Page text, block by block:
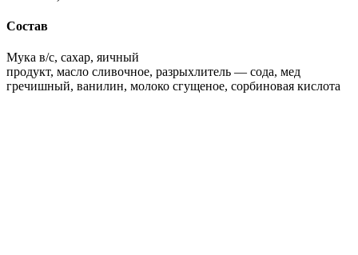
Состав
Мука в/с, сахар, яичный
продукт, масло сливочное, разрыхлитель — сода, мед
гречишный, ванилин, молоко сгущеное, сорбиновая кислота